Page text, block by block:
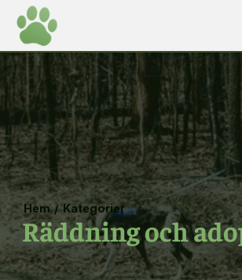
Hem / Kategorier
Räddning och